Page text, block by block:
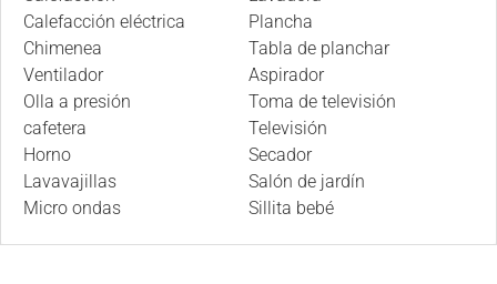
Calefacción eléctrica
Chimenea
Ventilador
Olla a presión
cafetera
Horno
Lavavajillas
Micro ondas
Plancha
Tabla de planchar
Aspirador
Toma de televisión
Televisión
Secador
Salón de jardín
Sillita bebé